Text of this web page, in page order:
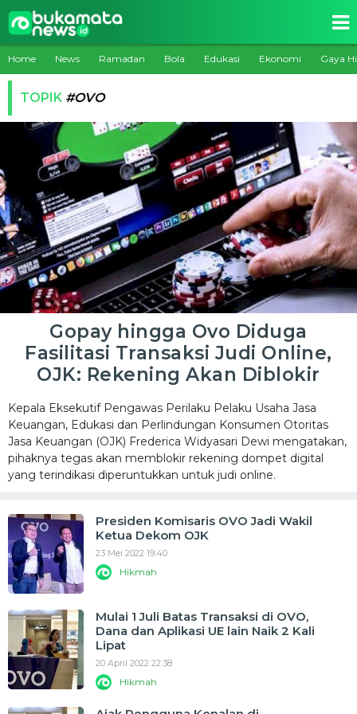
Home News Ramadan Bola Edukasi Ekonomi Gaya
TOPIK #OVO
Gopay hingga Ovo Diduga
Fasilitasi Transaksi Judi Online,
OJK: Rekening Akan Diblokir
Kepala Eksekutif Pengawas Perilaku Pelaku Usaha Jasa
Keuangan, Edukasi dan Perlindungan Konsumen Otoritas
Jasa Keuangan (OJK) Frederica Widyasari Dewi mengatakan,
pihaknya tegas akan memblokir rekening dompet digital
yang terindikasi diperuntukkan untuk judi online.
Presiden Komisaris OVO Jadi Wakil
Ketua Dekom OJK
23 Mei 2022 19:40
Hikmah
Mulai 1 Juli Batas Transaksi di OVO,
Dana dan Aplikasi UE lain Naik 2 Kali
Lipat
20 April 2022 22:38
Hikmah